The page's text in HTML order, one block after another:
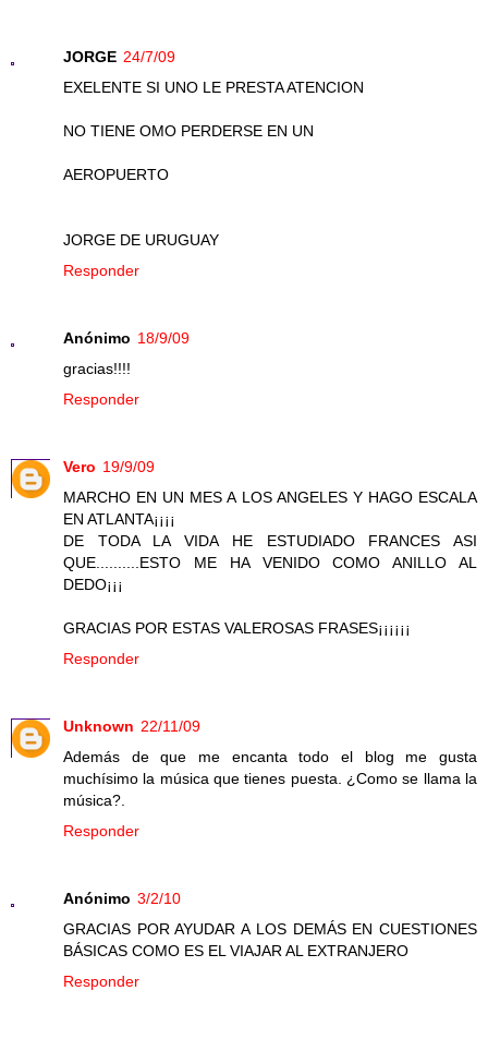
JORGE 24/7/09
EXELENTE SI UNO LE PRESTA ATENCION
NO TIENE OMO PERDERSE EN UN
AEROPUERTO
JORGE DE URUGUAY
Responder
Anónimo 18/9/09
gracias!!!!
Responder
Vero 19/9/09
MARCHO EN UN MES A LOS ANGELES Y HAGO ESCALA
EN ATLANTA¡¡¡¡
DE TODA LA VIDA HE ESTUDIADO FRANCES ASI
QUE..........ESTO ME HA VENIDO COMO ANILLO AL
DEDO¡¡¡
GRACIAS POR ESTAS VALEROSAS FRASES¡¡¡¡¡¡
Responder
Unknown 22/11/09
Además de que me encanta todo el blog me gusta
muchísimo la música que tienes puesta. ¿Como se llama la
música?.
Responder
Anónimo 3/2/10
GRACIAS POR AYUDAR A LOS DEMÁS EN CUESTIONES
BÁSICAS COMO ES EL VIAJAR AL EXTRANJERO
Responder